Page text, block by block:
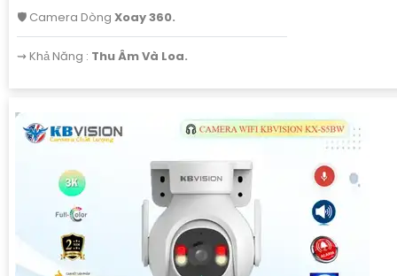
🛡 Camera Dòng Xoay 360.
️⇝ Khả Năng : Thu Âm Và Loa.